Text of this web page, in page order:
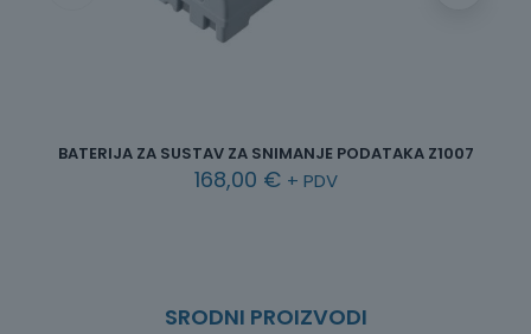
BATERIJA ZA SUSTAV ZA SNIMANJE PODATAKA Z1007
168,00 € + PDV
SRODNI PROIZVODI